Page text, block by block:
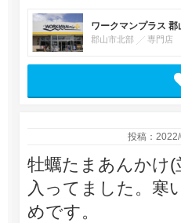
ワークマンプラス 郡
郡山市北部 専門店
投稿：
牡蠣たまあんかけ
入ってました。寒
めです。